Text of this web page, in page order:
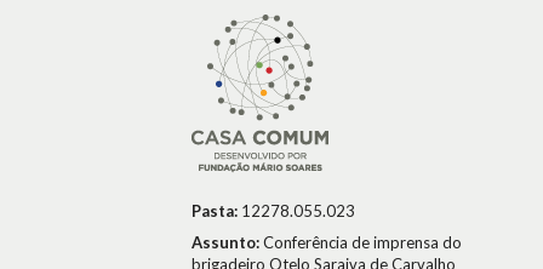
Pasta: 12278.055.023
Assunto:Conferência de imprensa do
brigadeiro Otelo Saraiva de Carvalho